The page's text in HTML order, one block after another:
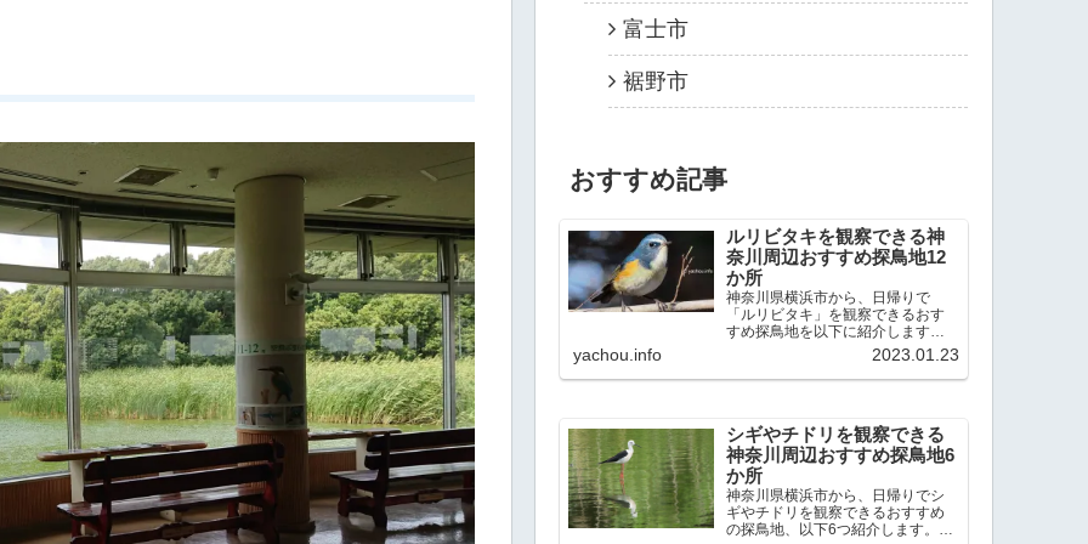
富士市
裾野市
おすすめ記事
ルリビタキを観察できる神
奈川周辺おすすめ探鳥地12
か所
神奈川県横浜市から、日帰りで
「ルリビタキ」を観察できるおす
すめ探鳥地を以下に紹介します。
これまで80か所近くの探鳥地を訪
れ、手応えを感じた場所です。以
下、★ が多いほど観察しやすく、
yachou.info 2023.01.23
シギやチドリを観察できる
神奈川周辺おすすめ探鳥地6
か所
神奈川県横浜市から、日帰りでシ
ギやチドリを観察できるおすすめ
の探鳥地、以下6つ紹介します。こ